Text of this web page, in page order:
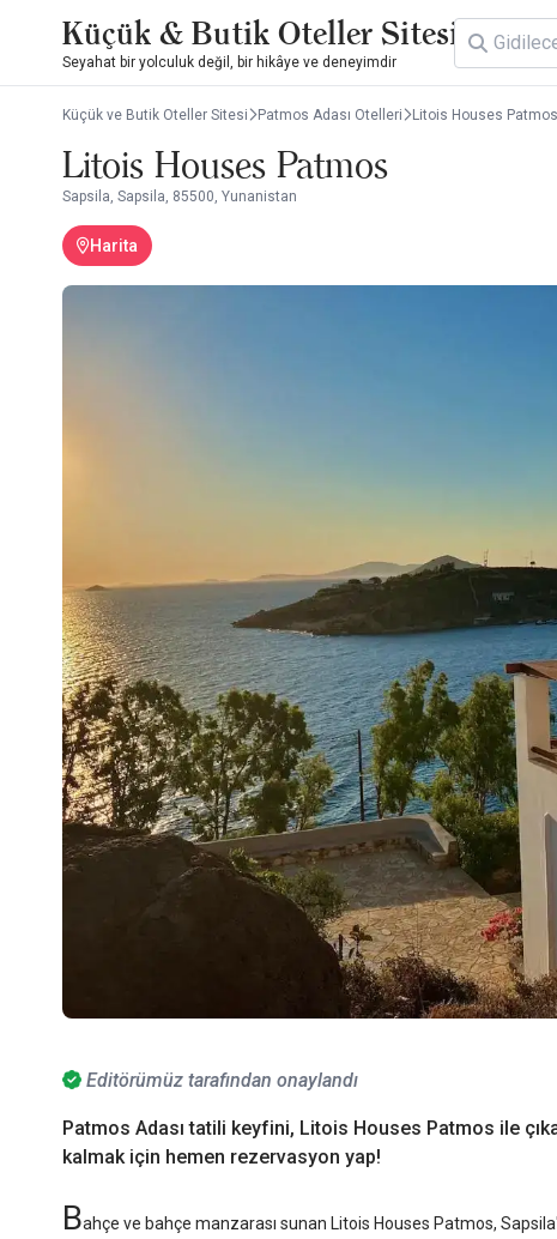
Küçük & Butik Oteller Sitesi
Seyahat bir yolculuk değil, bir hikâye ve deneyimdir
Küçük ve Butik Oteller Sitesi Patmos Adası Otelleri Litois Houses Patmos
Litois Houses Patmos
Sapsila, Sapsila, 85500, Yunanistan
Harita
Editörümüz tarafından onaylandı
Patmos Adası tatili keyfini, Litois Houses Patmos ile
kalmak için hemen rezervasyon yap!
Bahçe ve bahçe manzarası sunan Litois Houses Patmos,